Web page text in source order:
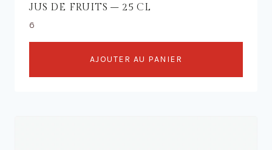
JUS DE FRUITS – 25 CL
6
AJOUTER AU PANIER